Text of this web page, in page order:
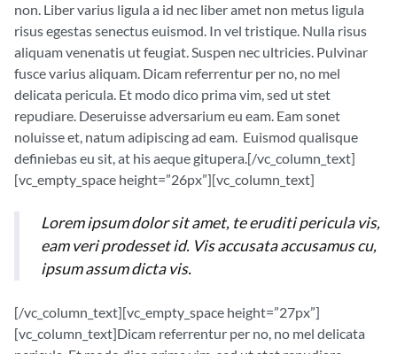
non. Liber varius ligula a id nec liber amet non metus ligula
risus egestas senectus euismod. In vel tristique. Nulla risus
aliquam venenatis ut feugiat. Suspen nec ultricies. Pulvinar
fusce varius aliquam. Dicam referrentur per no, no mel
delicata pericula. Et modo dico prima vim, sed ut stet
repudiare. Deseruisse adversarium eu eam. Eam sonet
noluisse et, natum adipiscing ad eam. Euismod qualisque
definiebas eu sit, at his aeque gitupera.[/vc_column_text]
[vc_empty_space height=”26px”][vc_column_text]
Lorem ipsum dolor sit amet, te eruditi pericula vis,
eam veri prodesset id. Vis accusata accusamus cu,
ipsum assum dicta vis.
[/vc_column_text][vc_empty_space height=”27px”]
[vc_column_text]Dicam referrentur per no, no mel delicata